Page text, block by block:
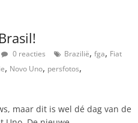
0 reacties Brazilië, fga, Fiat
, Novo Uno, persfotos,
maar dit is wel dé dag van de